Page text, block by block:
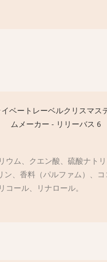
ウム、クエン酸、硫酸ナト
ン、香料（パルファム）、
ール、リナロール。